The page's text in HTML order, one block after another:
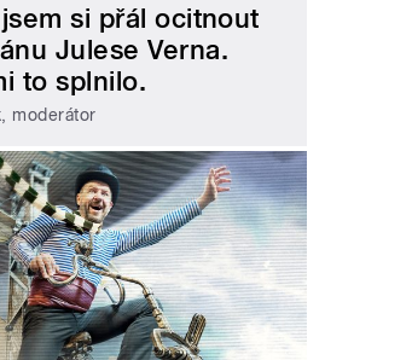
si přál ocitnout
Julese Verna.
to splnilo.
moderátor